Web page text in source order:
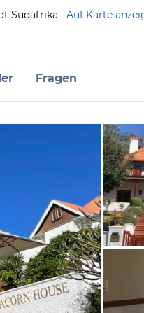
Südafrika Auf Karte
Fragen
von